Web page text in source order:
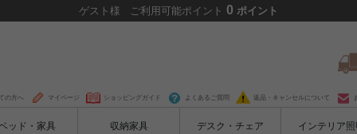
ゲスト 様 ご利用可能ポイント 0 ポイント
の方へ マイページ ショッピングガイド よくあるご質問 返品・キャンセルについて
ッド・家具 収納家具 デスク・チェア インテリア